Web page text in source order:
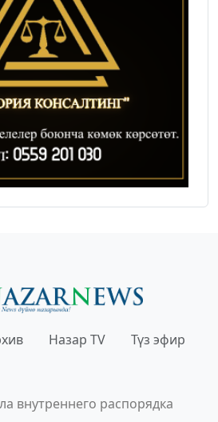
Назар TV Түз эфир
внутреннего распорядка